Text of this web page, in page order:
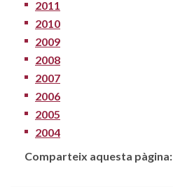
2011
2010
2009
2008
2007
2006
2005
2004
Comparteix aquesta pàgina: